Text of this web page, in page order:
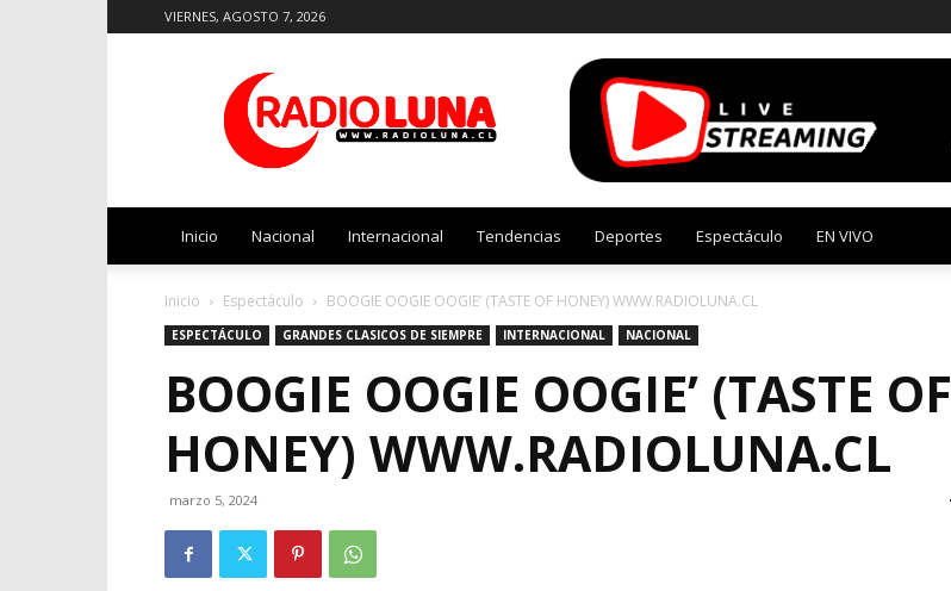
VIERNES, AGOSTO 7, 2026
Luna
Inicio Nacional Internacional Tendencias Deportes Espectáculo EN VIVO
Inicio Espectáculo BOOGIE OOGIE OOGIE’ (TASTE OF HONEY) WWW.RADIOLUNA.CL
ESPECTÁCULO GRANDES CLASICOS DE SIEMPRE INTERNACIONAL NACIONAL
BOOGIE OOGIE OOGIE’ (TASTE OF
HONEY) WWW.RADIOLUNA.CL
marzo 5, 2024